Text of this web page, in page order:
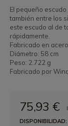
El pequeño
también entre los
este escudo al de
rápidamente.
Fabricado en
Diámetro: 58 cm
Peso: 2.722 g
Fabricado por
75,93 €
DISPONIBILIDAD: